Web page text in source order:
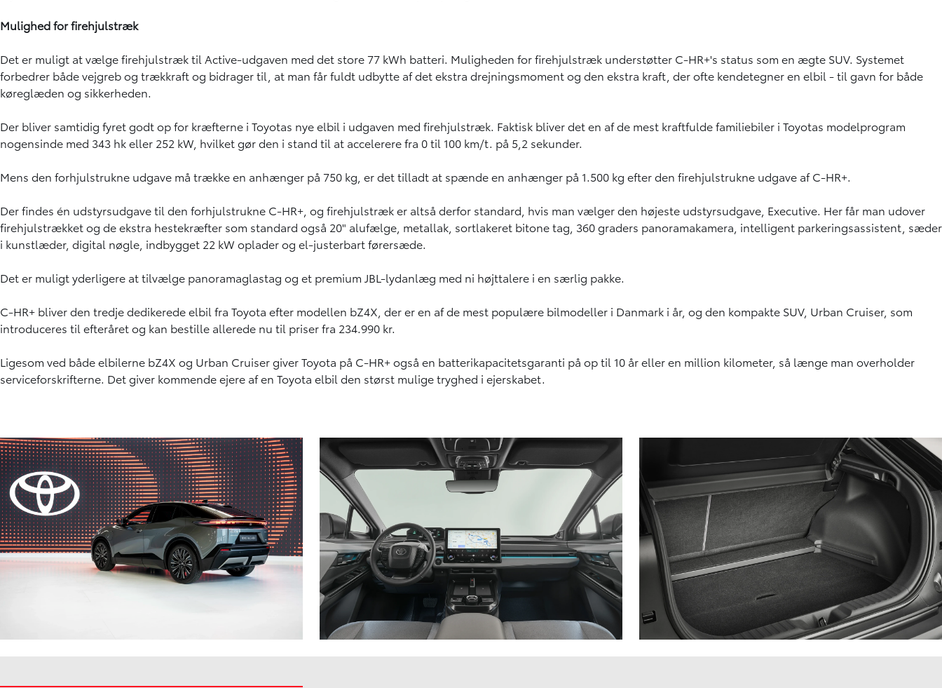
Mulighed for firehjulstræk
Det er muligt at vælge firehjulstræk til Active-udgaven med det store 77 kWh batteri. Muligheden for firehjulstræk understøtter C-HR+'s status som en ægte SUV. Systemet
forbedrer både vejgreb og trækkraft og bidrager til, at man får fuldt udbytte af det ekstra drejningsmoment og den ekstra kraft, der ofte kendetegner en elbil - til gavn for både
køreglæden og sikkerheden.
Der bliver samtidig fyret godt op for kræfterne i Toyotas nye elbil i udgaven med firehjulstræk. Faktisk bliver det en af de mest kraftfulde familiebiler i Toyotas modelprogram
nogensinde med 343 hk eller 252 kW, hvilket gør den i stand til at accelerere fra 0 til 100 km/t. på 5,2 sekunder.
Mens den forhjulstrukne udgave må trække en anhænger på 750 kg, er det tilladt at spænde en anhænger på 1.500 kg efter den firehjulstrukne udgave af C-HR+.
Der findes én udstyrsudgave til den forhjulstrukne C-HR+, og firehjulstræk er altså derfor standard, hvis man vælger den højeste udstyrsudgave, Executive. Her får man udover
firehjulstrækket og de ekstra hestekræfter som standard også 20" alufælge, metallak, sortlakeret bitone tag, 360 graders panoramakamera, intelligent parkeringsassistent, sæder
i kunstlæder, digital nøgle, indbygget 22 kW oplader og el-justerbart førersæde.
Det er muligt yderligere at tilvælge panoramaglastag og et premium JBL-lydanlæg med ni højttalere i en særlig pakke.
C-HR+ bliver den tredje dedikerede elbil fra Toyota efter modellen bZ4X, der er en af de mest populære bilmodeller i Danmark i år, og den kompakte SUV, Urban Cruiser, som
introduceres til efteråret og kan bestille allerede nu til priser fra 234.990 kr.
Ligesom ved både elbilerne bZ4X og Urban Cruiser giver Toyota på C-HR+ også en batterikapacitetsgaranti på op til 10 år eller en million kilometer, så længe man overholder
serviceforskrifterne. Det giver kommende ejere af en Toyota elbil den størst mulige tryghed i ejerskabet.